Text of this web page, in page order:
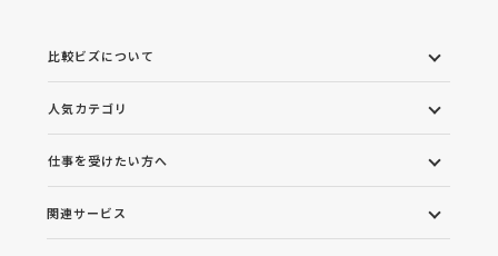
比較ビズについて
人気カテゴリ
仕事を受けたい方へ
関連サービス